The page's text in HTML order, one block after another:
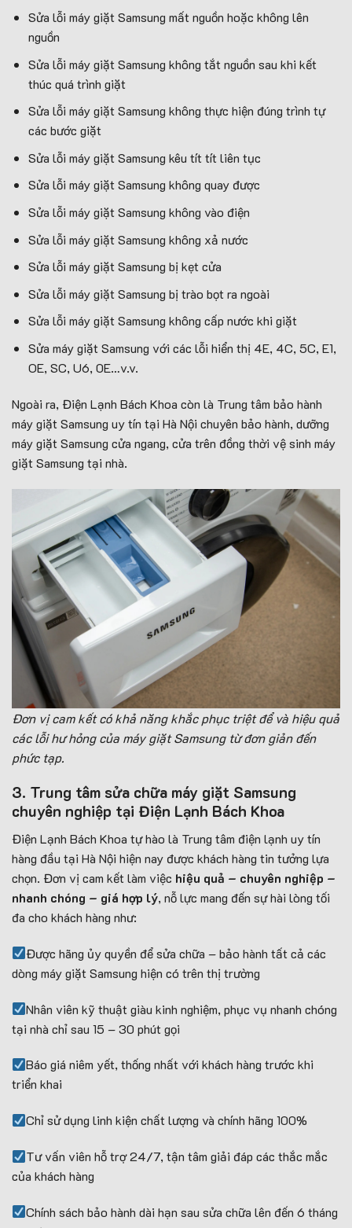
Sửa lỗi máy giặt Samsung mất nguồn hoặc không lên
nguồn
Sửa lỗi máy giặt Samsung không tắt nguồn sau khi kết
thúc quá trình giặt
Sửa lỗi máy giặt Samsung không thực hiện đúng trình tự
các bước giặt
Sửa lỗi máy giặt Samsung kêu tít tít liên tục
Sửa lỗi máy giặt Samsung không quay được
Sửa lỗi máy giặt Samsung không vào điện
Sửa lỗi máy giặt Samsung không xả nước
Sửa lỗi máy giặt Samsung bị kẹt cửa
Sửa lỗi máy giặt Samsung bị trào bọt ra ngoài
Sửa lỗi máy giặt Samsung không cấp nước khi giặt
Sửa máy giặt Samsung với các lỗi hiển thị 4E, 4C, 5C, E1,
OE, SC, U6, 0E…v.v.
Ngoài ra, Điện Lạnh Bách Khoa còn là Trung tâm bảo hành
máy giặt Samsung uy tín tại Hà Nội chuyên bảo hành, dưỡng
máy giặt Samsung cửa ngang, cửa trên đồng thời vệ sinh máy
giặt Samsung tại nhà.
Đơn vị cam kết có khả năng khắc phục triệt để và hiệu quả
các lỗi hư hỏng của máy giặt Samsung từ đơn giản đến
phức tạp.
3. Trung tâm sửa chữa máy giặt Samsung
chuyên nghiệp tại Điện Lạnh Bách Khoa
Điện Lạnh Bách Khoa tự hào là Trung tâm điện lạnh uy tín
hàng đầu tại Hà Nội hiện nay được khách hàng tin tưởng lựa
chọn. Đơn vị cam kết làm việc hiệu quả – chuyên nghiệp –
nhanh chóng – giá hợp lý, nỗ lực mang đến sự hài lòng tối
đa cho khách hàng như:
Được hãng ủy quyền để sửa chữa – bảo hành tất cả các
dòng máy giặt Samsung hiện có trên thị trường
Nhân viên kỹ thuật giàu kinh nghiệm, phục vụ nhanh chóng
tại nhà chỉ sau 15 – 30 phút gọi
Báo giá niêm yết, thống nhất với khách hàng trước khi
triển khai
Chỉ sử dụng linh kiện chất lượng và chính hãng 100%
Tư vấn viên hỗ trợ 24/7, tận tâm giải đáp các thắc mắc
của khách hàng
Chính sách bảo hành dài hạn sau sửa chữa lên đến 6 tháng